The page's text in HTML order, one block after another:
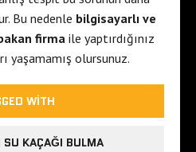
Bu nedenle bilgisayarlı ve
firma ile yaptırdığınız
yaşamamış olursunuz.
WITH
SU KAÇAĞI BULMA